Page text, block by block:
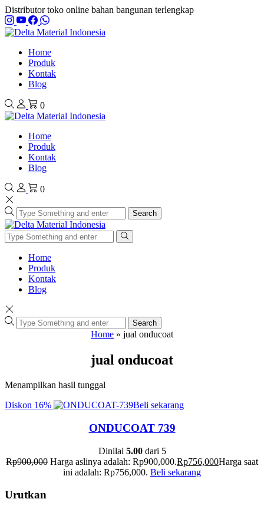
Distributor toko online bahan bangunan terlengkap
Home
Produk
Kontak
Blog
0
Home
Produk
Kontak
Blog
0
Search
Home
Produk
Kontak
Blog
Search
Home » jual onducoat
jual onducoat
Menampilkan hasil tunggal
Diskon 16% Beli sekarang
ONDUCOAT 739
Dinilai 5.00dari 5
Rp900,000 Harga aslinya adalah: Rp900,000.Rp756,000Harga saat
ini adalah: Rp756,000. Beli sekarang
Urutkan